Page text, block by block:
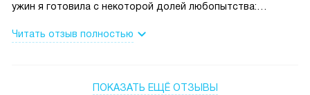
ужин я готовила с некоторой долей любопытства:
внутри хорошо освещает внутренность, поэтому можно
нежная — это было приятно, потому что раньше мне
Читать отзыв полностью
ПОКАЗАТЬ ЕЩЁ ОТЗЫВЫ